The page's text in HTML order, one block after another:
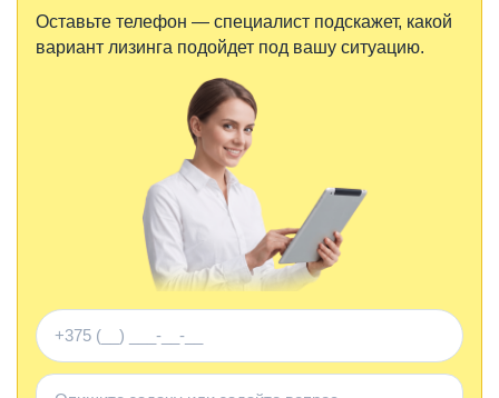
Оставьте телефон — специалист подскажет, какой
вариант лизинга подойдет под вашу ситуацию.
Телефон
Комментарий